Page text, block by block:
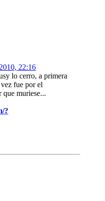
22:16
lo cerro, a primera
fue por el
que muriese...
?